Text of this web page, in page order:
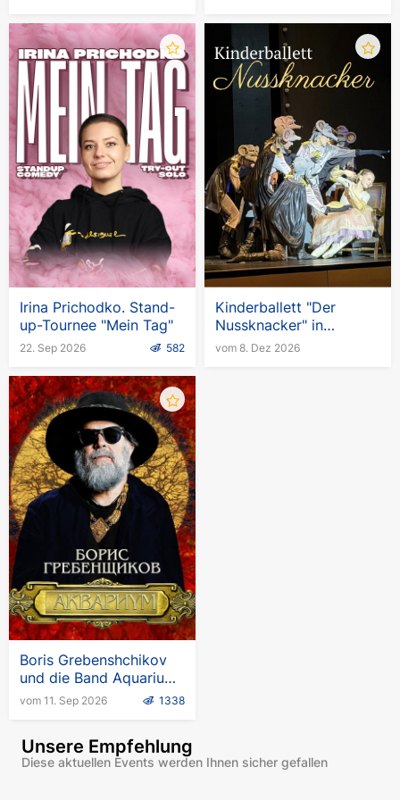
Irina Prichodko. Stand-
up-Tournee "Mein Tag"
22. Sep 2026 582
Kinderballett "Der
Nussknacker" in
Deutschland
vom 8. Dez 2026
Boris Grebenshchikov
und die Band Aquarium.
Europatournee
vom 11. Sep 2026 1338
Unsere Empfehlung
Diese aktuellen Events werden Ihnen sicher gefallen